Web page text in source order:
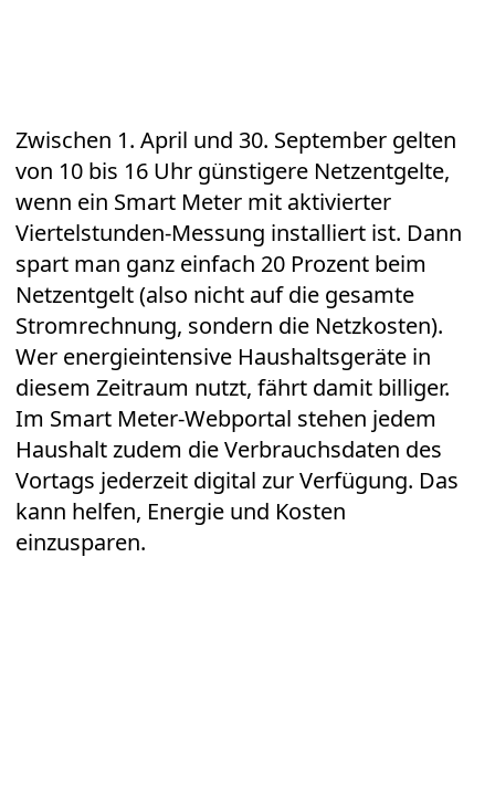
Zwischen 1. April und 30. September gelten
von 10 bis 16 Uhr günstigere Netzentgelte,
wenn ein Smart Meter mit aktivierter
Viertelstunden-Messung installiert ist. Dann
spart man ganz einfach 20 Prozent beim
Netzentgelt (also nicht auf die gesamte
Stromrechnung, sondern die Netzkosten).
Wer energieintensive Haushaltsgeräte in
diesem Zeitraum nutzt, fährt damit billiger.
Im Smart Meter-Webportal stehen jedem
Haushalt zudem die Verbrauchsdaten des
Vortags jederzeit digital zur Verfügung. Das
kann helfen, Energie und Kosten
einzusparen.